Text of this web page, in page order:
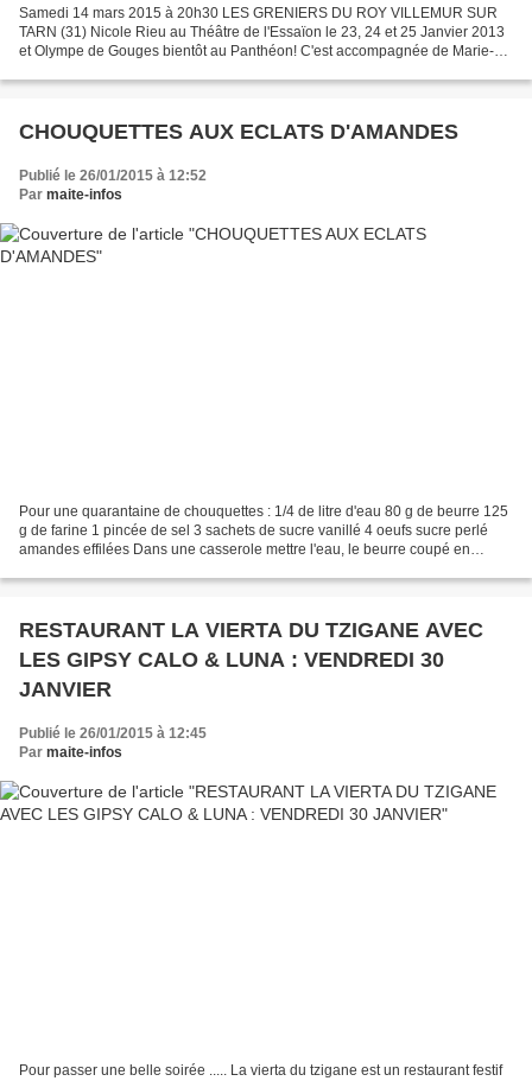
Samedi 14 mars 2015 à 20h30 LES GRENIERS DU ROY VILLEMUR SUR
TARN (31) Nicole Rieu au Théâtre de l'Essaïon le 23, 24 et 25 Janvier 2013
et Olympe de Gouges bientôt au Panthéon! C'est accompagnée de Marie-
CHOUQUETTES AUX ECLATS D'AMANDES
Publié le 26/01/2015 à 12:52
Par maite-infos
Pour une quarantaine de chouquettes : 1/4 de litre d'eau 80 g de beurre 125
g de farine 1 pincée de sel 3 sachets de sucre vanillé 4 oeufs sucre perlé
amandes effilées Dans une casserole mettre l'eau, le beurre coupé en
RESTAURANT LA VIERTA DU TZIGANE AVEC
LES GIPSY CALO & LUNA : VENDREDI 30
JANVIER
Publié le 26/01/2015 à 12:45
Par maite-infos
Pour passer une belle soirée ..... La vierta du tzigane est un restaurant festif